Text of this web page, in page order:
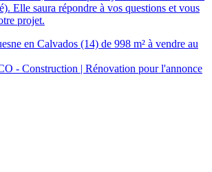
Elle saura répondre à vos questions et vous
projet.